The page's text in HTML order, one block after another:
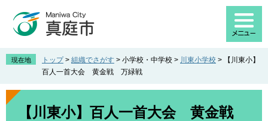
先
。
を
て
現在地 トップ > 組織でさがす > 小学校・中学校 > 川東小学校 >
【川東小】
百人一首大会 黄金戦 万緑戦
本
【川東小】百人一首大会 黄金戦